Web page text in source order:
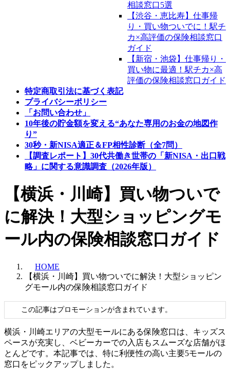
相談窓口5選
【渋谷・恵比寿】仕事帰
り・買い物ついでに！駅チ
カ×高評価の保険相談窓口
ガイド
【新宿・池袋】仕事帰り・
買い物に最適！駅チカ×高
評価の保険相談窓口ガイド
特定商取引法に基づく表記
プライバシーポリシー
「お問い合わせ」
10年後の貯金額を変える“あなた専用のお金の地図作
り”
30秒・新NISA適正＆FP相性診断（全7問）
【調査レポート】30代共働き世帯の「新NISA・出口戦
略」に関する意識調査（2026年版）
【横浜・川崎】買い物ついで
に解決！大型ショッピングモ
ール内の保険相談窓口ガイド
HOME
【横浜・川崎】買い物ついでに解決！大型ショッピン
グモール内の保険相談窓口ガイド
この記事はプロモーションが含まれています。
横浜・川崎エリアの大型モールにある保険窓口は、キッズス
ペースが充実し、ベビーカーでの入店もスムーズな店舗がほ
とんどです。本記事では、特に利便性の高い主要5モールの
窓口をピックアップしました。